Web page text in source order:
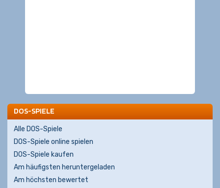
DOS-SPIELE
Alle DOS-Spiele
DOS-Spiele online spielen
DOS-Spiele kaufen
Am häufigsten heruntergeladen
Am höchsten bewertet